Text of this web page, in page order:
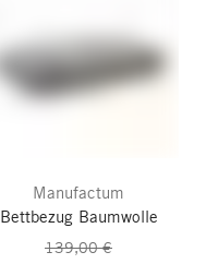
Manufactum
Bettbezug Baumwolle
139,00 €